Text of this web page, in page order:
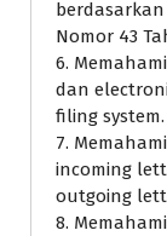
Nomor 43
6.
dan
filing system.
7.
incoming
outgoing
8.